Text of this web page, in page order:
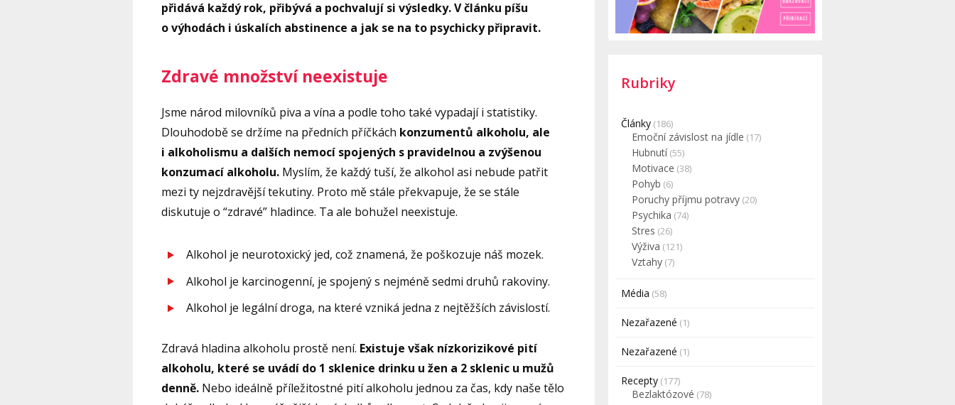
přidává každý rok, přibývá a pochvalují si výsledky. V článku píšu
o výhodách i úskalích abstinence a jak se na to psychicky připravit.
Zdravé množství neexistuje
Jsme národ milovníků piva a vína a podle toho také vypadají i statistiky.
Dlouhodobě se držíme na předních příčkách konzumentů alkoholu, ale
i alkoholismu a dalších nemocí spojených s pravidelnou a zvýšenou
konzumací alkoholu. Myslím, že každý tuší, že alkohol asi nebude patřit
mezi ty nejzdravější tekutiny. Proto mě stále překvapuje, že se stále
diskutuje o “zdravé” hladince. Ta ale bohužel neexistuje.
Alkohol je neurotoxický jed, což znamená, že poškozuje náš mozek.
Alkohol je karcinogenní, je spojený s nejméně sedmi druhů rakoviny.
Alkohol je legální droga, na které vzniká jedna z nejtěžších závislostí.
Zdravá hladina alkoholu prostě není. Existuje však nízkorizikové pití
alkoholu, které se uvádí do 1 sklenice drinku u žen a 2 sklenic u mužů
denně. Nebo ideálně příležitostné pití alkoholu jednou za čas, kdy naše tělo
Rubriky
Články (186)
Emoční závislost na jídle (17)
Hubnutí(55)
Motivace (38)
Pohyb (6)
Poruchy příjmu potravy (20)
Psychika (74)
Stres (26)
Výživa (121)
Vztahy (7)
Média (58)
Nezařazené (1)
Nezařazené (1)
Recepty (177)
Bezlaktózové (78)